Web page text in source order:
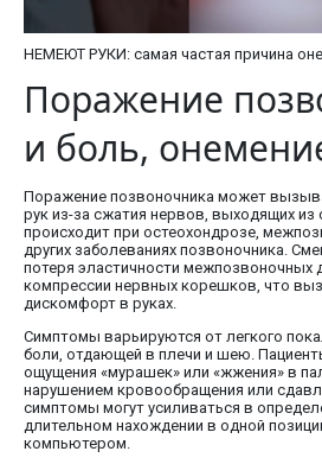
НЕМЕЮТ РУКИ: самая частая причина
Поражение
и боль,
Поражение позвоночника может
рук из-за сжатия нервов, выходящих из
происходит при остеохондрозе,
других заболеваниях позвоночника.
потеря эластичности межпозвоночных
компрессии нервных корешков, что
дискомфорт в руках.
Симптомы варьируются от легкого
боли, отдающей в плечи и шею.
ощущения «мурашек» или «жжения» в
нарушением кровообращения или
симптомы могут усиливаться в
длительном нахождении в одной
компьютером.